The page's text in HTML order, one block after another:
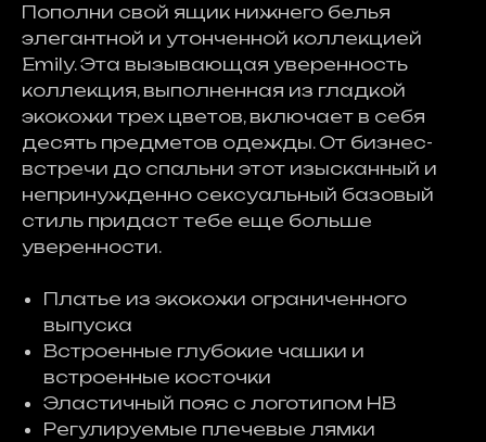
Пополни свой ящик нижнего белья
элегантной и утонченной коллекцией
Emily. Эта вызывающая уверенность
коллекция, выполненная из гладкой
экокожи трех цветов, включает в себя
десять предметов одежды. От бизнес-
встречи до спальни этот изысканный и
непринужденно сексуальный базовый
стиль придаст тебе еще больше
уверенности.
Платье из экокожи ограниченного
выпуска
Встроенные глубокие чашки и
встроенные косточки
Эластичный пояс с логотипом HB
Регулируемые плечевые лямки